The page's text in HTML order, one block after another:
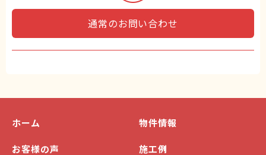
通常のお問い合わせ
ホーム 物件情報
お客様の声 施工例